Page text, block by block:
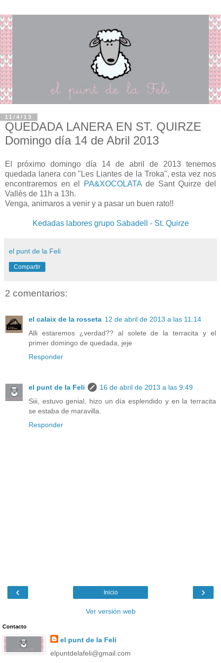
11/4/13
QUEDADA LANERA EN ST. QUIRZE
Domingo día 14 de Abril 2013
El próximo domingo día 14 de abril de 2013 tenemos
quedada lanera con "Les Liantes de la Troka", esta vez nos
encontraremos en el
PA&XOCOLATA de Sant Quirze del
Vallès de 11h a 13h.
Venga, animaros a venir y a pasar un buen rato!!
Kedadas labores grupo Sabadell - St. Quirze
el punt de la Feli
Compartir
2 comentarios:
el calaix de la rosseta 12 de abril de 2013 a las 11:14
Alli estaremos ¿verdad?? al solete de la terracita y el
primer domingo de quedada, jeje
Responder
el punt de la Feli
16 de abril de 2013 a las 9:49
Siii, estuvo genial, hizo un día esplendido y en la terracita
se estaba de maravilla.
Responder
‹ ›
Inicio
Ver versión web
Contacto
el punt de la Feli
elpuntdelafeli@gmail.com